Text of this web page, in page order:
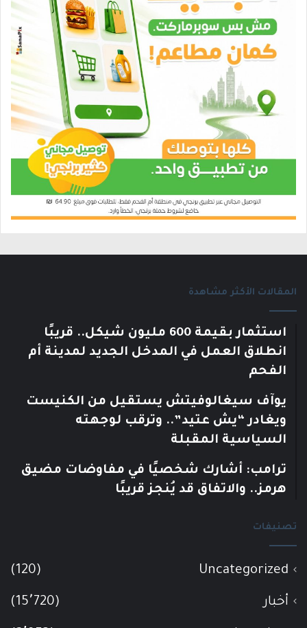
المقالات الأكثر مشاهدة
استثمار بقيمة 600 مليون شيكل.. قريبًا
انطلاق العمل في المدخل الجديد لمدينة أم
الفحم
يوآف سيغالوفيتش يستقيل من الكنيست
ويغادر “يش عتيد”.. وترقب لوجهته
السياسية المقبلة
ترامب: أشارك شخصيًا في مفاوضات مضيق
هرمز.. والاتفاق قد يُنجز قريبًا
تصنيفات
Uncategorized
(120)
أخبار (15٬720)